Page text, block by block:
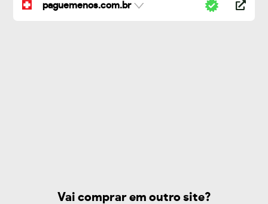
paguemenos.com.br
Vai comprar em outro site?